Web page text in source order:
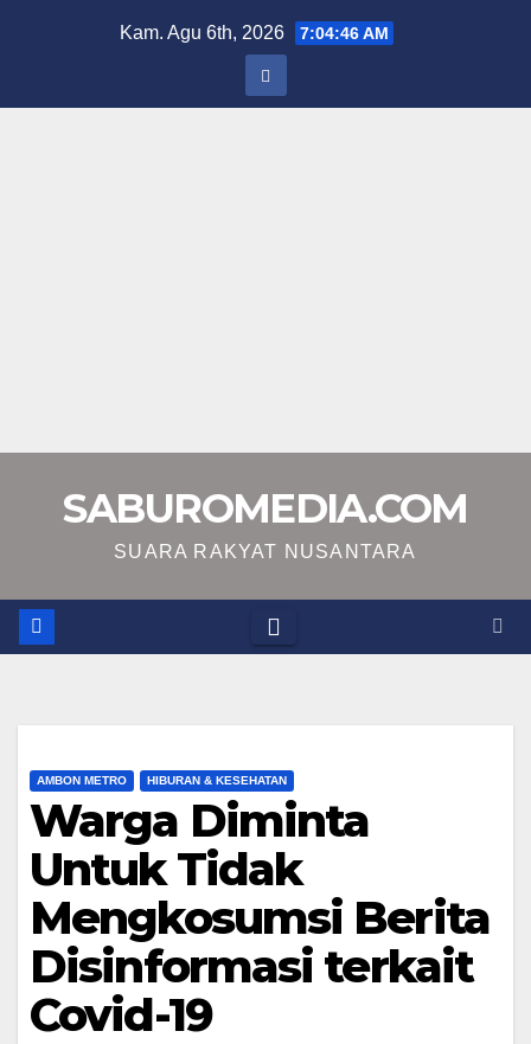
Kam. Agu 6th, 2026 7:04:46 AM
SABUROMEDIA.COM
SUARA RAKYAT NUSANTARA
AMBON METRO HIBURAN & KESEHATAN
Warga Diminta
Untuk Tidak
Mengkosumsi Berita
Disinformasi terkait
Covid-19